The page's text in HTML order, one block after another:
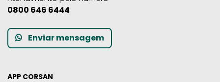
0800 646 6444
Enviar mensagem
APP CORSAN